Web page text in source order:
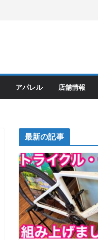
アパレル 店舗情報
最新の記事